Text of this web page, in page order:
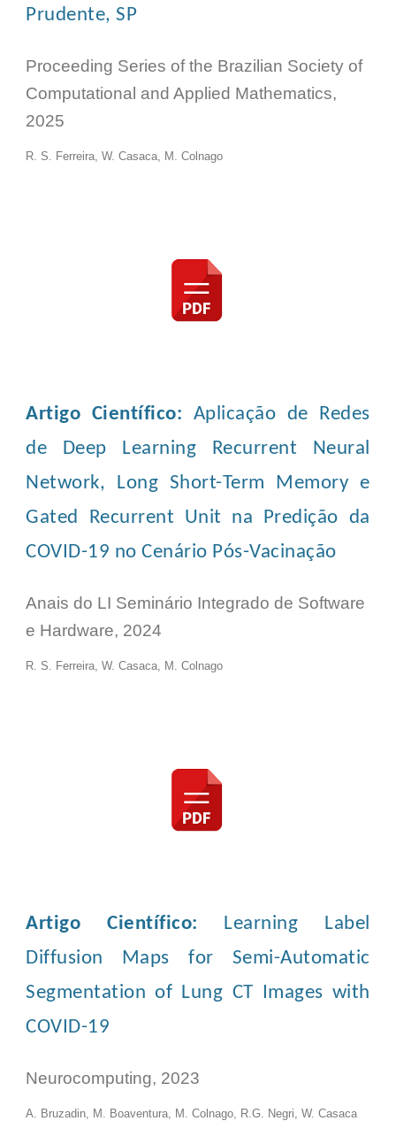
Prudente, SP
Proceeding Series of the Brazilian Society of
Computational and Applied Mathematics,
2025
R. S. Ferreira, W. Casaca, M. Colnago
Artigo Científico: Aplicação de Redes
de Deep Learning Recurrent Neural
Network, Long Short-Term Memory e
Gated Recurrent Unit na Predição da
COVID-19 no Cenário Pós-Vacinação
Anais do LI Seminário Integrado de Software
e Hardware, 2024
R. S. Ferreira, W. Casaca, M. Colnago
Artigo Científico: Learning Label
Diffusion Maps for Semi-Automatic
Segmentation of Lung CT Images with
COVID-19
Neurocomputing, 2023
A. Bruzadin, M. Boaventura, M. Colnago, R.G. Negri, W. Casaca